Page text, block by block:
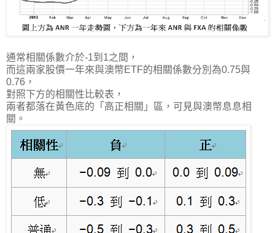
通常相關係數介於-1到1之間，
而這兩家股價一年來與澳幣ETF的相關係數分別為0.75與
0.76，
對照下方的相關性比較表，
兩者都落在黃色底的「高正相關」區，可見與澳幣息息相
關。